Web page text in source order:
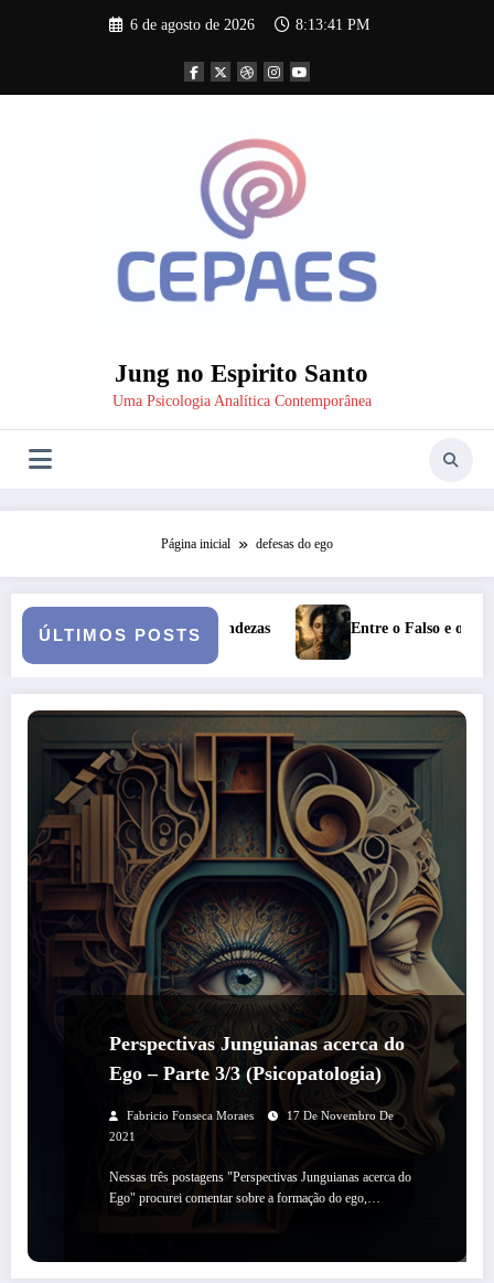
6 de agosto de 2026 8:13:42 PM
Jung no Espirito Santo
Uma Psicologia Analítica Contemporânea
Página inicial defesas do ego
ÚLTIMOS POSTSEntre o Falso e o Não Vivido: trauma, simbolização e
Perspectivas Junguianas acerca do
Ego – Parte 3/3 (Psicopatologia)
Fabricio Fonseca Moraes
17 De Novembro De
2021
Nessas três postagens "Perspectivas Junguianas acerca do
Ego" procurei comentar sobre a formação do ego,…